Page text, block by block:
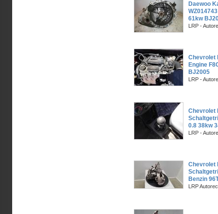
Daewoo
61kw
LRP -
Chevrolet
Engine
BJ2005
LRP -
Chevrolet
0.8 38kw
LRP -
Chevrolet
Benzin
LRP